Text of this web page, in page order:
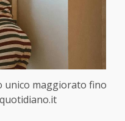
unico maggiorato fino